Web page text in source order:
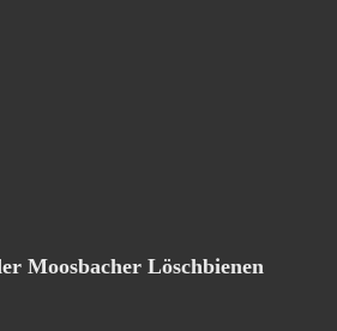
Moosbacher Löschbienen